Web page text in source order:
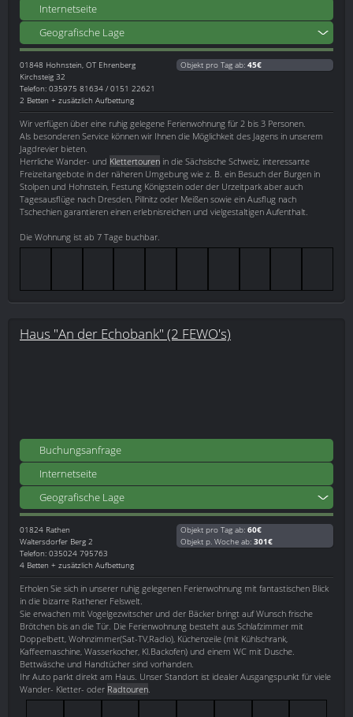
Internetseite
Geografische Lage
01848 Hohnstein, OT Ehrenberg
Kirchsteig 32
Telefon: 035975 81634 / 0151 22621
2 Betten + zusätzlich Aufbettung
Objekt pro Tag ab: 45€
Wir verfügen über eine ruhig gelegene Ferienwohnung für 2 bis 3 Personen.
Als besonderen Service können wir Ihnen die Möglichkeit des Jagens in unserem
Jagdrevier bieten.
Herrliche Wander- und Klettertouren in die Sächsische Schweiz, interessante
Freizeitangebote in der näheren Umgebung wie z. B. ein Besuch der Burgen in
Stolpen und Hohnstein, Festung Königstein oder der Urzeitpark aber auch
Tagesausflüge nach Dresden, Pillnitz oder Meißen sowie ein Ausflug nach
Tschechien garantieren einen erlebnisreichen und vielgestaltigen Aufenthalt.
Die Wohnung ist ab 7 Tage buchbar.
Haus "An der Echobank" (2 FEWO's)
Buchungsanfrage
Internetseite
Geografische Lage
01824 Rathen
Waltersdorfer Berg 2
Telefon: 035024 795763
4 Betten + zusätzlich Aufbettung
Objekt pro Tag ab: 60€
Objekt p. Woche ab: 301€
Erholen Sie sich in unserer ruhig gelegenen Ferienwohnung mit fantastischen Blick
in die bizarre Rathener Felswelt.
Sie erwachen mit Vogelgezwitscher und der Bäcker bringt auf Wunsch frische
Brötchen bis an die Tür. Die Ferienwohnung besteht aus Schlafzimmer mit
Doppelbett, Wohnzimmer(Sat-TV,Radio), Küchenzeile (mit Kühlschrank,
Kaffeemaschine, Wasserkocher, Kl.Backofen) und einem WC mit Dusche.
Bettwäsche und Handtücher sind vorhanden.
Ihr Auto parkt direkt am Haus. Unser Standort ist idealer Ausgangspunkt für viele
Wander- Kletter- oder Radtouren